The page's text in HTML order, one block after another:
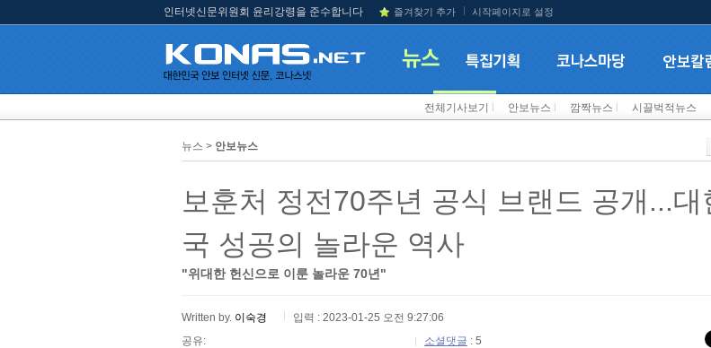
인터넷신문위원회 윤리강령을 준수합니다 즐겨찾기 추가 시작페이지로 설정
전체기사보기 안보뉴스 깜짝뉴스 시끌벅적뉴스
뉴스 > 안보뉴스
보훈처 정전70주년 공식 브랜드 공개...대
국 성공의 놀라운 역사
"위대한 헌신으로 이룬 놀라운 70년"
Written by. 이숙경
입력 : 2023-01-25 오전 9:27:06
공유:
소셜댓글 : 5